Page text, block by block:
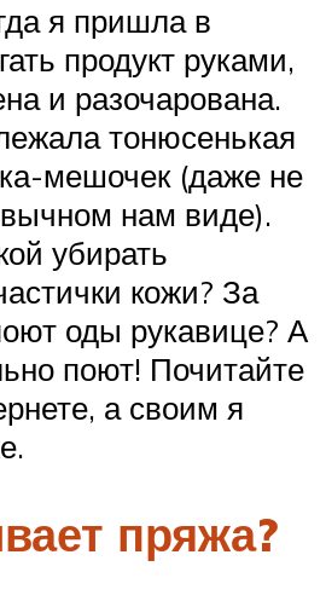
я пришла в
продукт руками,
и разочарована.
тонюсенькая
мешочек (даже не
нам виде).
убирать
кожи? За
оды рукавице? А
поют! Почитайте
а своим я
пряжа?